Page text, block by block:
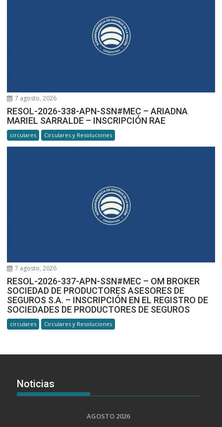
7 agosto, 2026
RESOL-2026-338-APN-SSN#MEC – ARIADNA
MARIEL SARRALDE – INSCRIPCIÓN RAE
circulares Circulares y Resoluciones
7 agosto, 2026
RESOL-2026-337-APN-SSN#MEC – OM BROKER
SOCIEDAD DE PRODUCTORES ASESORES DE
SEGUROS S.A. – INSCRIPCIÓN EN EL REGISTRO DE
SOCIEDADES DE PRODUCTORES DE SEGUROS
circulares Circulares y Resoluciones
Noticias
AGOSTO 2026